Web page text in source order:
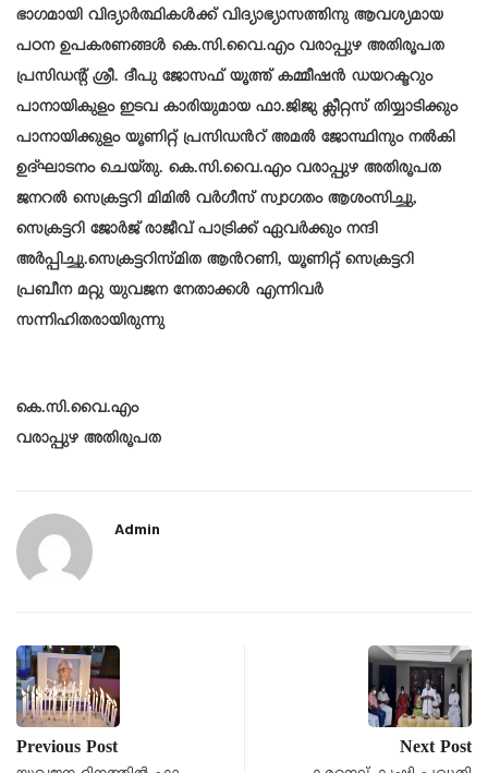
ഭാഗമായി വിദ്യാർത്ഥികൾക്ക് വിദ്യാഭ്യാസത്തിനു ആവശ്യമായ
പഠന ഉപകരണങ്ങൾ കെ.സി.വൈ.എം വരാപ്പുഴ അതിരൂപത
പ്രസിഡൻ്റ് ശ്രീ. ദീപു ജോസഫ് യൂത്ത് കമ്മീഷൻ ഡയറക്ടറും
പാനായികുളം ഇടവ കാരിയുമായ ഫാ.ജിജു ക്ലീറ്റസ് തിയ്യാടിക്കും
പാനായിക്കുളം യൂണിറ്റ് പ്രസിഡൻറ് അമൽ ജോസ്ഥിനും നൽകി
ഉദ്ഘാടനം ചെയ്തു. കെ.സി.വൈ.എം വരാപ്പുഴ അതിരൂപത
ജനറൽ സെക്രട്ടറി മിമിൽ വർഗീസ് സ്വാഗതം ആശംസിച്ചു,
സെക്രട്ടറി ജോർജ് രാജീവ് പാട്രിക്ക് ഏവർക്കും നന്ദി
അർപ്പിച്ചു.സെക്രട്ടറിസ്മിത ആൻറണി, യൂണിറ്റ് സെക്രട്ടറി
പ്രബീന മറ്റു യുവജന നേതാക്കൾ എന്നിവർ
സന്നിഹിതരായിരുന്നു
കെ.സി.വൈ.എം
വരാപ്പുഴ അതിരൂപത
Admin
Previous Post Next Post